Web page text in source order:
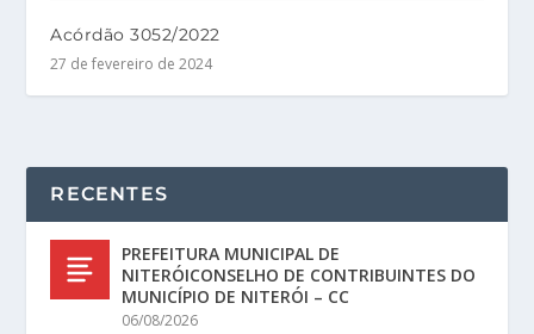
Acórdão 3052/2022
27 de fevereiro de 2024
RECENTES
PREFEITURA MUNICIPAL DE
NITERÓICONSELHO DE CONTRIBUINTES DO
MUNICÍPIO DE NITERÓI – CC
06/08/2026